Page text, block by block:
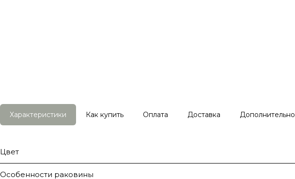
Характеристики Как купить Оплата Доставка Дополнительно
Цвет
Особенности раковины